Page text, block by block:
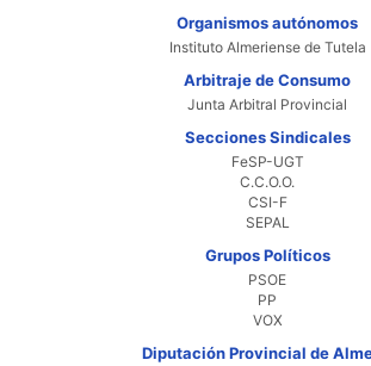
Organismos autónomos
Instituto Almeriense de Tutela
Arbitraje de Consumo
Junta Arbitral Provincial
Secciones Sindicales
FeSP-UGT
C.C.O.O.
CSI-F
SEPAL
Grupos Políticos
PSOE
PP
VOX
Diputación Provincial de